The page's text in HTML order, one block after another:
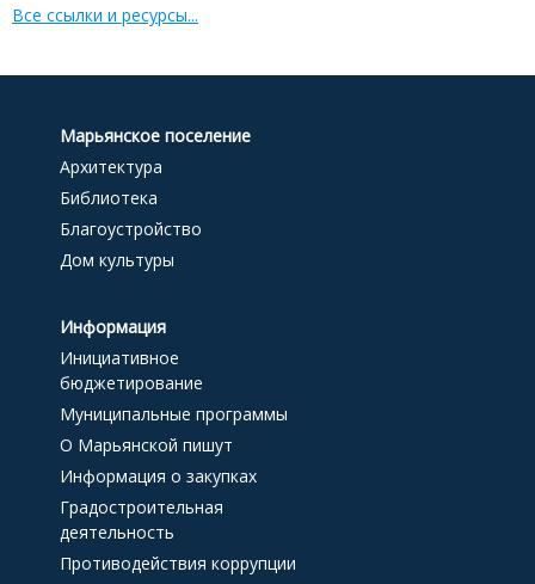
Все ссылки и ресурсы...
Марьянское поселение
Архитектура
Библиотека
Благоустройство
Дом культуры
Информация
Инициативное
бюджетирование
Муниципальные программы
О Марьянской пишут
Информация о закупках
Градостроительная
деятельность
Противодействия коррупции